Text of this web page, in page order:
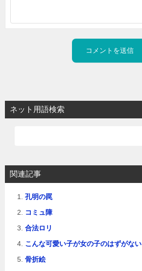
ネット用語検索
関連記事
孔明の罠
コミュ障
合法ロリ
こんな可愛い子が女の子のはずがない
骨折絵